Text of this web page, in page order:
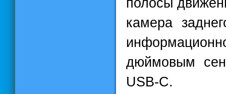
полосы
камера
дюймовым
USB-C.